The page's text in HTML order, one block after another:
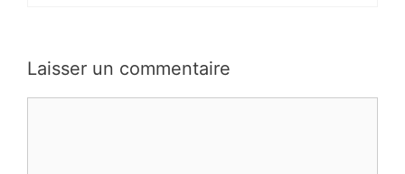
Laisser un commentaire